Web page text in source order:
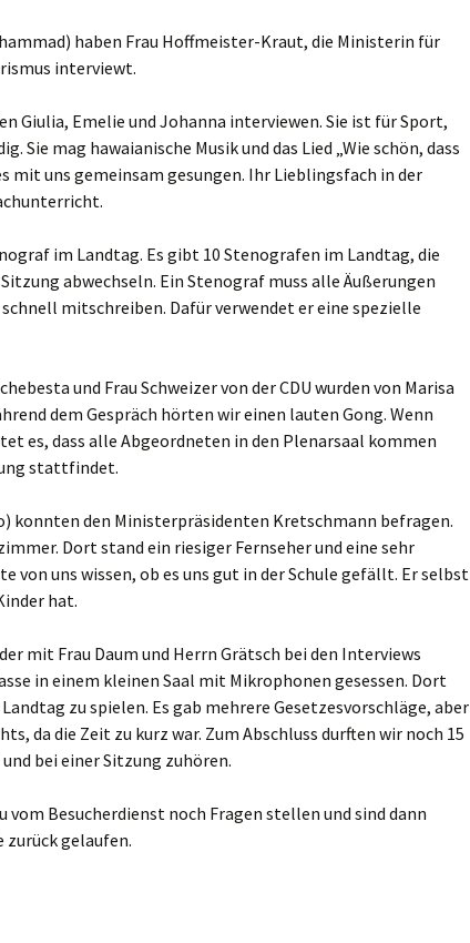
haben Frau Hoffmeister-Kraut, die Ministerin für
interviewt.
Giulia, Emelie und Johanna interviewen. Sie ist für Sport,
Sie mag hawaianische Musik und das Lied „Wie schön, dass
mit uns gemeinsam gesungen. Ihr Lieblingsfach in der
im Landtag. Es gibt 10 Stenografen im Landtag, die
abwechseln. Ein Stenograf muss alle Äußerungen
mitschreiben. Dafür verwendet er eine spezielle
und Frau Schweizer von der CDU wurden von Marisa
dem Gespräch hörten wir einen lauten Gong. Wenn
es, dass alle Abgeordneten in den Plenarsaal kommen
stattfindet.
konnten den Ministerpräsidenten Kretschmann befragen.
Dort stand ein riesiger Fernseher und eine sehr
von uns wissen, ob es uns gut in der Schule gefällt. Er selbst
hat.
mit Frau Daum und Herrn Grätsch bei den Interviews
in einem kleinen Saal mit Mikrophonen gesessen. Dort
zu spielen. Es gab mehrere Gesetzesvorschläge, aber
da die Zeit zu kurz war. Zum Abschluss durften wir noch 15
bei einer Sitzung zuhören.
vom Besucherdienst noch Fragen stellen und sind dann
zurück gelaufen.